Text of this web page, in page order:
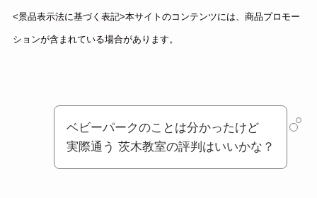
<景品表示法に基づく表記>本サイトのコンテンツには、商品プロモー
ションが含まれている場合があります。
ベビーパークのことは分かったけど
実際通う 茨木教室の評判はいいかな？